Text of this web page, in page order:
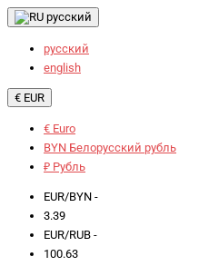
русский
русский
english
€ EUR
€ Euro
BYN Белорусский рубль
₽ Рубль
EUR/BYN -
3.39
EUR/RUB -
100.63